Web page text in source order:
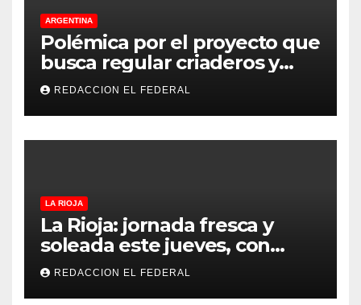
ARGENTINA
Polémica por el proyecto que
busca regular criaderos y
refugios de perros y gatos:
denuncian excesos, mientras
proteccionistas reclaman
controles más duros
REDACCION EL FEDERAL
LA RIOJA
La Rioja: jornada fresca y
soleada este jueves, con
temperaturas estables para
el viernes
REDACCION EL FEDERAL